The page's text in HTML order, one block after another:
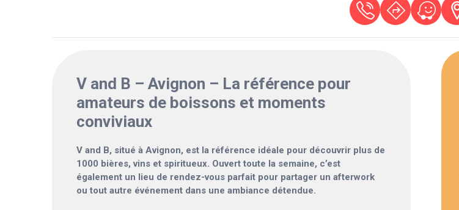
V and B – Avignon – La référence pour
amateurs de boissons et moments
conviviaux
V and B, situé à Avignon, est la référence idéale pour découvrir plus de
1000 bières, vins et spiritueux. Ouvert toute la semaine, c’est
également un lieu de rendez-vous parfait pour partager un afterwork
ou tout autre événement dans une ambiance détendue.